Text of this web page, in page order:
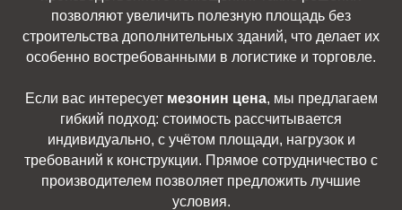
позволяют увеличить полезную площадь без
строительства дополнительных зданий, что делает их
особенно востребованными в логистике и торговле.
Если вас интересует мезонин цена, мы предлагаем
гибкий подход: стоимость рассчитывается
индивидуально, с учётом площади, нагрузок и
требований к конструкции. Прямое сотрудничество с
производителем позволяет предложить лучшие
условия.